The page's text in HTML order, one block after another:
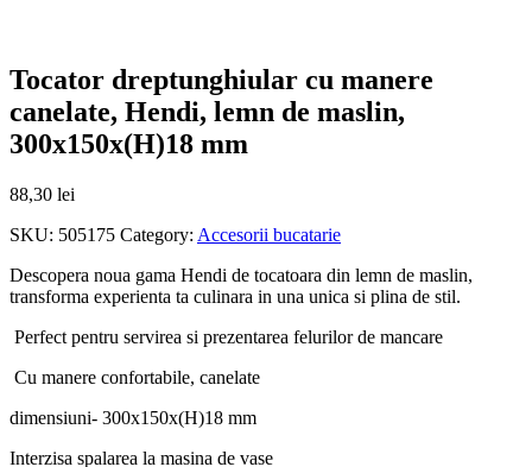
Tocator dreptunghiular cu manere
canelate, Hendi, lemn de maslin,
300x150x(H)18 mm
88,30 lei
SKU: 505175 Category: Accesorii bucatarie
Descopera noua gama Hendi de tocatoara din lemn de maslin,
transforma experienta ta culinara in una unica si plina de stil.
Perfect pentru servirea si prezentarea felurilor de mancare
Cu manere confortabile, canelate
dimensiuni- 300x150x(H)18 mm
Interzisa spalarea la masina de vase